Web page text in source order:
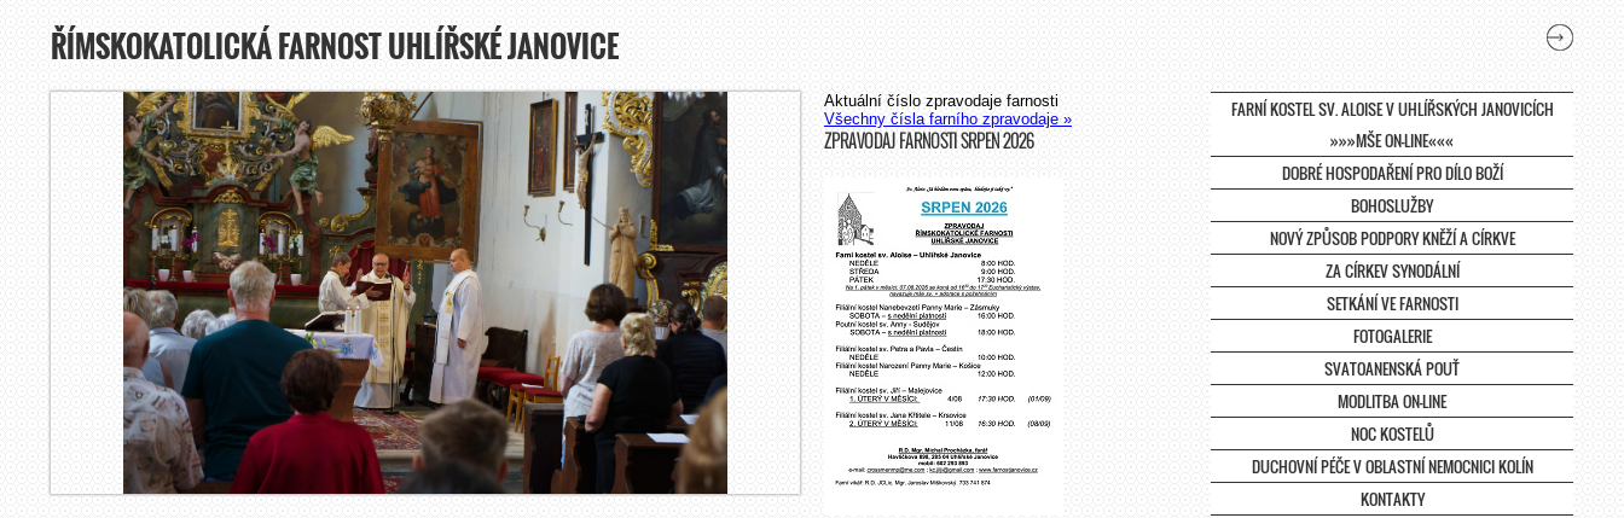
ŘÍMSKOKATOLICKÁ FARNOST UHLÍŘSKÉ JANOVICE
Aktuální číslo zpravodaje farnosti
Všechny čísla farního zpravodaje »
ZPRAVODAJ FARNOSTI SRPEN 2026
FARNÍ KOSTEL SV. ALOISE V UHLÍŘSKÝCH JANOVICÍCH
»»»MŠE ON-LINE«««
DOBRÉ HOSPODAŘENÍ PRO DÍLO BOŽÍ
BOHOSLUŽBY
NOVÝ ZPŮSOB PODPORY KNĚŽÍ A CÍRKVE
ZA CÍRKEV SYNODÁLNÍ
SETKÁNÍ VE FARNOSTI
FOTOGALERIE
SVATOANENSKÁ POUŤ
MODLITBA ON-LINE
NOC KOSTELŮ
DUCHOVNÍ PÉČE V OBLASTNÍ NEMOCNICI KOLÍN
KONTAKTY